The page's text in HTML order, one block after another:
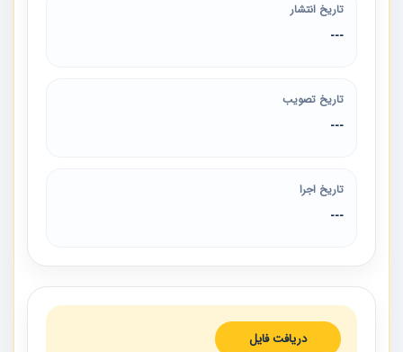
تاریخ انتشار
---
تاریخ تصویب
---
تاریخ اجرا
---
دریافت فایل